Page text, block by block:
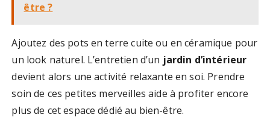
être ?
Ajoutez des pots en terre cuite ou en céramique pour
un look naturel. L’entretien d’un jardin d’intérieur
devient alors une activité relaxante en soi. Prendre
soin de ces petites merveilles aide à profiter encore
plus de cet espace dédié au bien-être.